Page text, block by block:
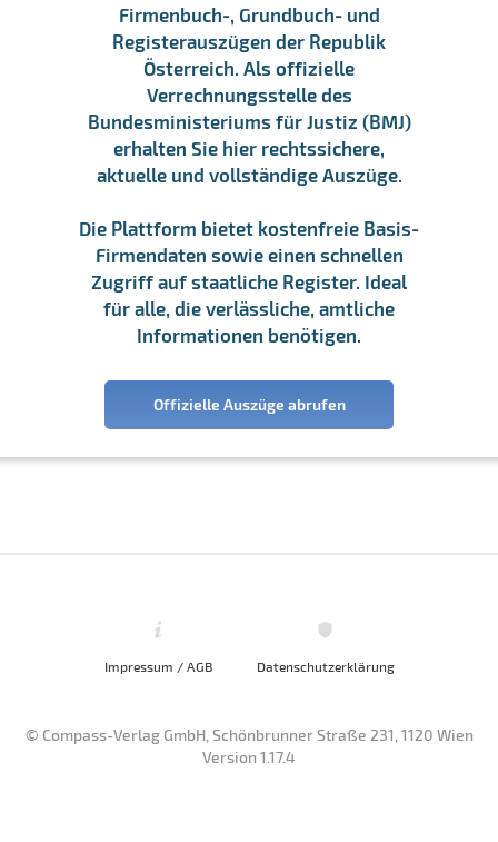
Firmenbuch-, Grundbuch- und
Registerauszügen der Republik
Österreich. Als offizielle
Verrechnungsstelle des
Bundesministeriums für Justiz (BMJ)
erhalten Sie hier rechtssichere,
aktuelle und vollständige Auszüge.
Die Plattform bietet kostenfreie Basis-
Firmendaten sowie einen schnellen
Zugriff auf staatliche Register. Ideal
für alle, die verlässliche, amtliche
Informationen benötigen.
Offizielle Auszüge abrufen
Impressum / AGB Datenschutzerklärung
© Compass-Verlag GmbH, Schönbrunner Straße 231, 1120 Wien
Version 1.17.4